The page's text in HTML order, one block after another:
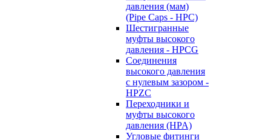
давления (мам)
(Pipe Caps - HPC)
Шестигранные
муфты высокого
давления - HPCG
Соединения
высокого давления
с нулевым зазором -
HPZC
Переходники и
муфты высокого
давления (HPA)
Угловые фитинги